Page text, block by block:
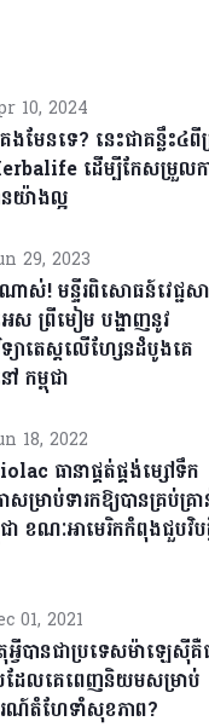
10, 2024
ងមែនទេ? នេះជាគន្លឹះ៤ពី
ដើម្បីកែសម្រួលក
យ៉ាងល្អ
29, 2023
ណាស់! មន្ទីរពិសោធន៍វេជ្ជសា
ស ព្រីមៀម បង្ហាញនូវ
ទ្យាតេស្តលើហ្សែនដំបូងគេ
កម្ពុជា
18, 2022
ធានាផ្គត់ផ្គង់ម្សៅទឹក
ម្រាប់ទារកឱ្យបានគ្រប់គ្រ
ា ខណៈអាមេរិកកំពុងជួបវិប
01, 2021
វីបានជាប្រទេសម៉ាឡេស៊ីគឺ
ដែលគេពេញនិយមសម្រាប់
ណ៍តំហែទាំសុខភាព?